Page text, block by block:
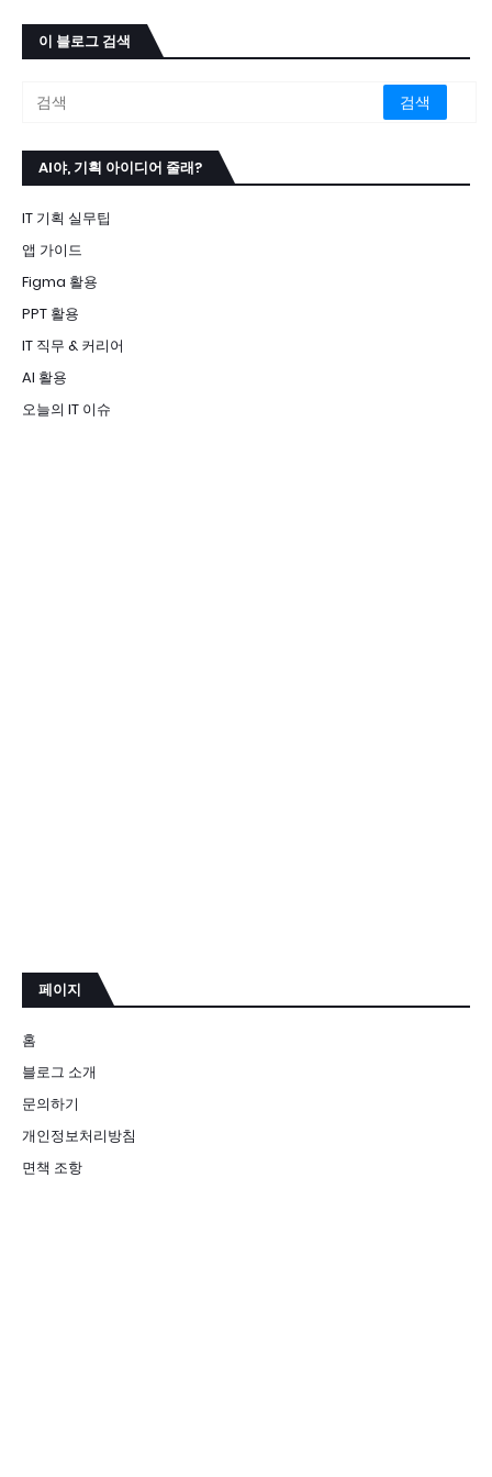
이 블로그 검색
AI야, 기획 아이디어 줄래?
IT 기획 실무팁
앱 가이드
Figma 활용
PPT 활용
IT 직무 & 커리어
AI 활용
오늘의 IT 이슈
페이지
홈
블로그 소개
문의하기
개인정보처리방침
면책 조항